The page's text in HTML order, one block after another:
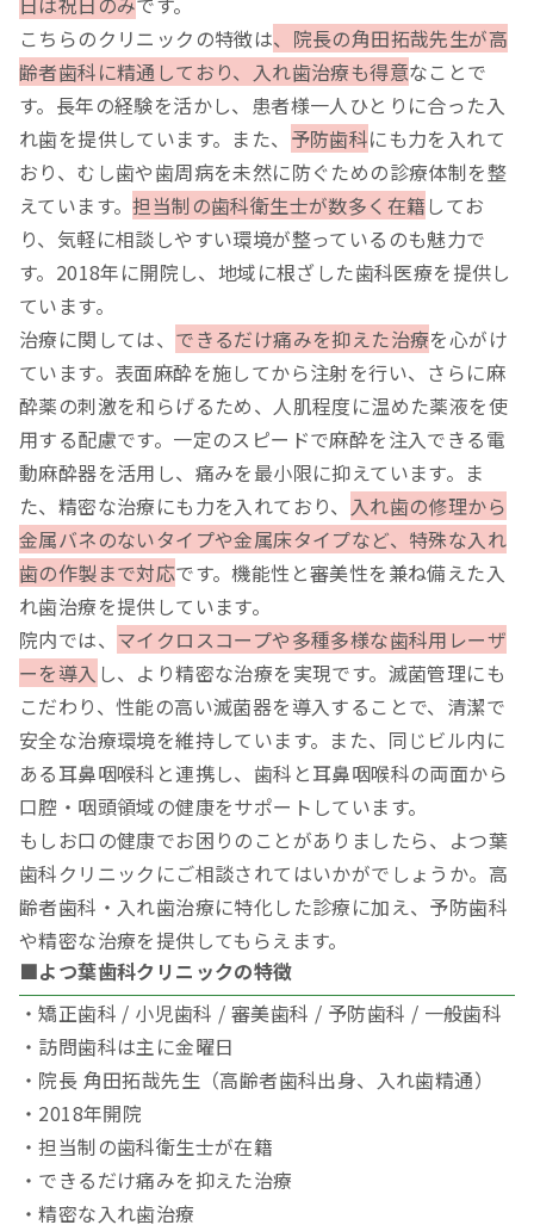
こちらのクリニックの特徴は、院長の角田拓哉先生が高
齢者歯科に精通しており、入れ歯治療も得意なことで
す。長年の経験を活かし、患者様一人ひとりに合った入
れ歯を提供しています。また、 予防歯科にも力を入れて
おり、むし歯や歯周病を未然に防ぐための診療体制を整
えています。担当制の歯科衛生士が数多く在籍 してお
り、気軽に相談しやすい環境が整っているのも魅力で
す。2018年に開院し、地域に根ざした歯科医療を提供し
ています。
治療に関しては、 できるだけ痛みを抑えた治療を心がけ
ています。表面麻酔を施してから注射を行い、さらに麻
酔薬の刺激を和らげるため、人肌程度に温めた薬液を使
用する配慮です。一定のスピードで麻酔を注入できる電
動麻酔器を活用し、痛みを最小限に抑えています。ま
た、精密な治療にも力を入れており、 入れ歯の修理から
金属バネのないタイプや金属床タイプなど、特殊な入れ
歯の作製まで対応です。機能性と審美性を兼ね備えた入
れ歯治療を提供しています。
院内では、 マイクロスコープや多種多様な歯科用レーザ
ーを導入 し、より精密な治療を実現です。滅菌管理にも
こだわり、性能の高い滅菌器を導入することで、清潔で
安全な治療環境を維持しています。また、同じビル内に
ある耳鼻咽喉科と連携し、歯科と耳鼻咽喉科の両面から
口腔・咽頭領域の健康をサポートしています。
もしお口の健康でお困りのことがありましたら、よつ葉
歯科クリニックにご相談されてはいかがでしょうか。高
齢者歯科・入れ歯治療に特化した診療に加え、予防歯科
や精密な治療を提供してもらえます。
■よつ葉歯科クリニックの特徴
・矯正歯科 / 小児歯科 / 審美歯科 / 予防歯科 / 一般歯科
・訪問歯科は主に金曜日
・院長 角田拓哉先生（高齢者歯科出身、入れ歯精通）
・2018年開院
・担当制の歯科衛生士が在籍
・できるだけ痛みを抑えた治療
・精密な入れ歯治療